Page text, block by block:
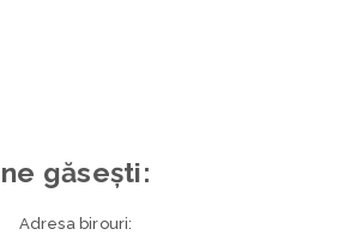
ne găsești:
Adresa birouri: